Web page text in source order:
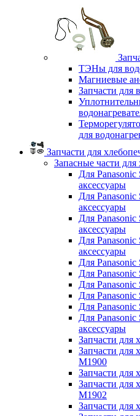
ТЭНы для
Магниевые
Запчасти для
для
Запчасти для
Запасные части
Для Panasonic
аксессуары
Для Panasonic
аксессуары
Для Panasonic
аксессуары
Для Panasonic
аксессуары
Для Panasonic
Для Panasonic
Для Panasonic
Для Panasonic
Для Panasonic
Для
аксессуары
Запчасти для
Запчасти для
M1900
Запчасти для
Запчасти для
M1902
Запчасти для